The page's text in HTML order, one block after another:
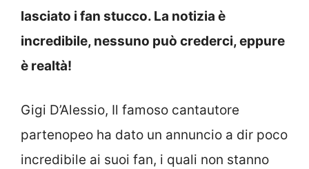
lasciato i fan stucco. La notizia è
incredibile, nessuno può crederci, eppure
è realtà!
Gigi D’Alessio, Il famoso cantautore
partenopeo ha dato un annuncio a dir poco
incredibile ai suoi fan, i quali non stanno